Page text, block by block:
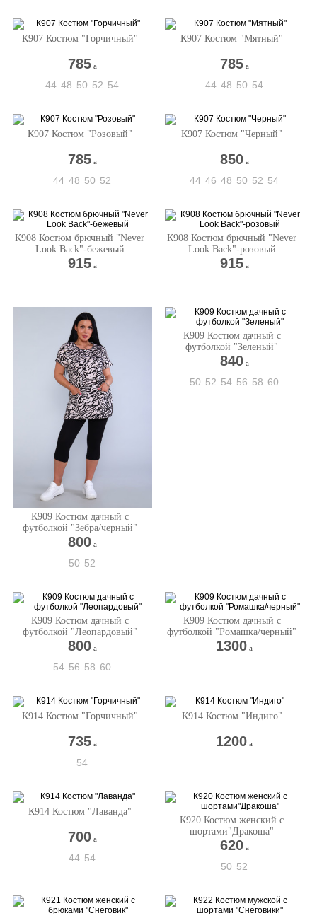
К907 Костюм "Горчичный"
785 a
44 48 50 52 54
К907 Костюм "Мятный"
785 a
44 48 50 54
К907 Костюм "Розовый"
785 a
44 48 50 52
К907 Костюм "Черный"
850 a
44 46 48 50 52 54
К908 Костюм брючный "Never
Look Back"-бежевый
915 a
К908 Костюм брючный "Never
Look Back"-розовый
915 a
К909 Костюм дачный с
футболкой "Зебра/черный"
800 a
50 52
К909 Костюм дачный с
футболкой "Зеленый"
840 a
50 52 54 56 58 60
К909 Костюм дачный с
футболкой "Леопардовый"
800 a
54 56 58 60
К909 Костюм дачный с
футболкой "Ромашка/черный"
1300 a
К914 Костюм "Горчичный"
735 a
54
К914 Костюм "Индиго"
1200 a
К914 Костюм "Лаванда"
700 a
44 54
К920 Костюм женский с
шортами"Дракоша"
620 a
50 52